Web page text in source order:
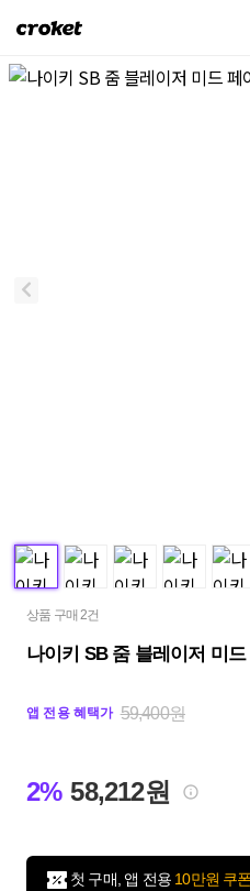
크
켓
상품 구매 2건
나이키 SB 줌 블레이저 미
앱 전용 혜택가 59,400원
2% 58,212원
첫 구매, 앱 전용 10만원 쿠